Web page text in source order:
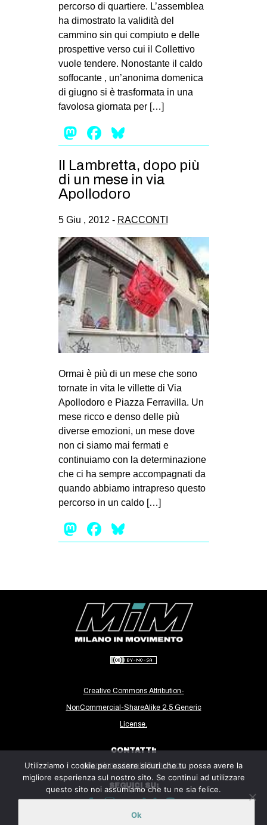
percorso di quartiere. L’assemblea
ha dimostrato la validità del
cammino sin qui compiuto e delle
prospettive verso cui il Collettivo
vuole tendere. Nonostante il caldo
soffocante , un’anonima domenica
di giugno si è trasformata in una
favolosa giornata per […]
Mastodon
Facebook
Il Lambretta, dopo più
di un mese in via
Apollodoro
5 Giu , 2012 - RACCONTI
Ormai è più di un mese che sono
tornate in vita le villette di Via
Apollodoro e Piazza Ferravilla. Un
mese ricco e denso delle più
diverse emozioni, un mese dove
non ci siamo mai fermati e
continuiamo con la determinazione
che ci ha sempre accompagnati da
quando abbiamo intrapreso questo
percorso in un caldo […]
Mastodon
Facebook
Creative Commons Attribution-
NonCommercial-ShareAlike 2.5 Generic
License.
CONTATTI:
milanoinmovimento@gmail.com
SEGUICI SU:
Utilizziamo i cookie per essere sicuri che tu possa avere la
migliore esperienza sul nostro sito. Se continui ad utilizzare
questo sito noi assumiamo che tu ne sia felice.
Ok